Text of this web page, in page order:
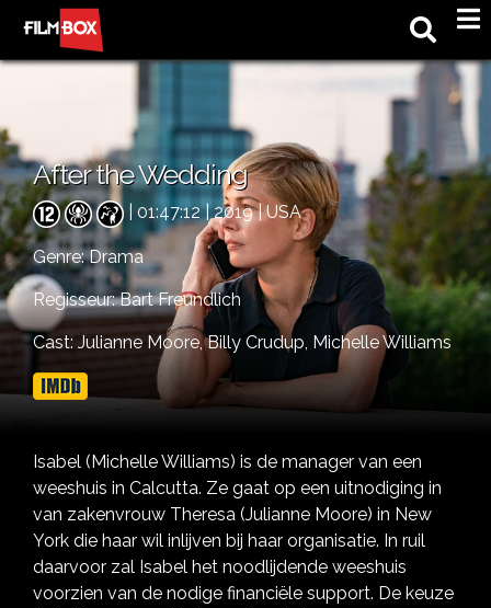
After the Wedding
| 01:47:12 | 2019 | USA
Genre:Drama
Regisseur: Bart Freundlich
Cast: Julianne Moore,Billy Crudup, Michelle Williams
Isabel (Michelle Williams) is de manager van een
weeshuis in Calcutta. Ze gaat op een uitnodiging in
van zakenvrouw Theresa (Julianne Moore) in New
York die haar wil inlijven bij haar organisatie. In ruil
daarvoor zal Isabel het noodlijdende weeshuis
voorzien van de nodige financiële support. De keuze